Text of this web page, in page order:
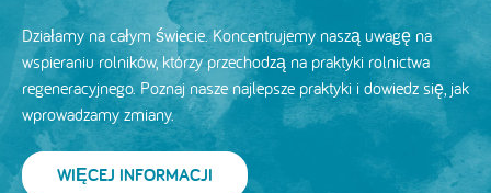
Działamy na całym świecie. Koncentrujemy naszą uwagę na
wspieraniu rolników, którzy przechodzą na praktyki rolnictwa
regeneracyjnego. Poznaj nasze najlepsze praktyki i dowiedz się, jak
wprowadzamy zmiany.
WIĘCEJ INFORMACJI